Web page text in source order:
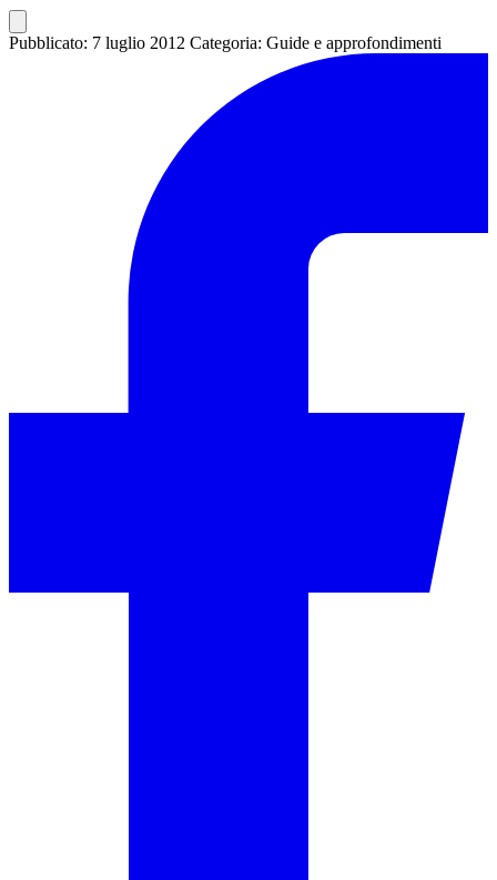
Pubblicato: 7 luglio 2012 Categoria: Guide e approfondimenti